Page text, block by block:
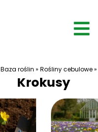
Baza roślin » Rośliny cebulowe»
Krokusy